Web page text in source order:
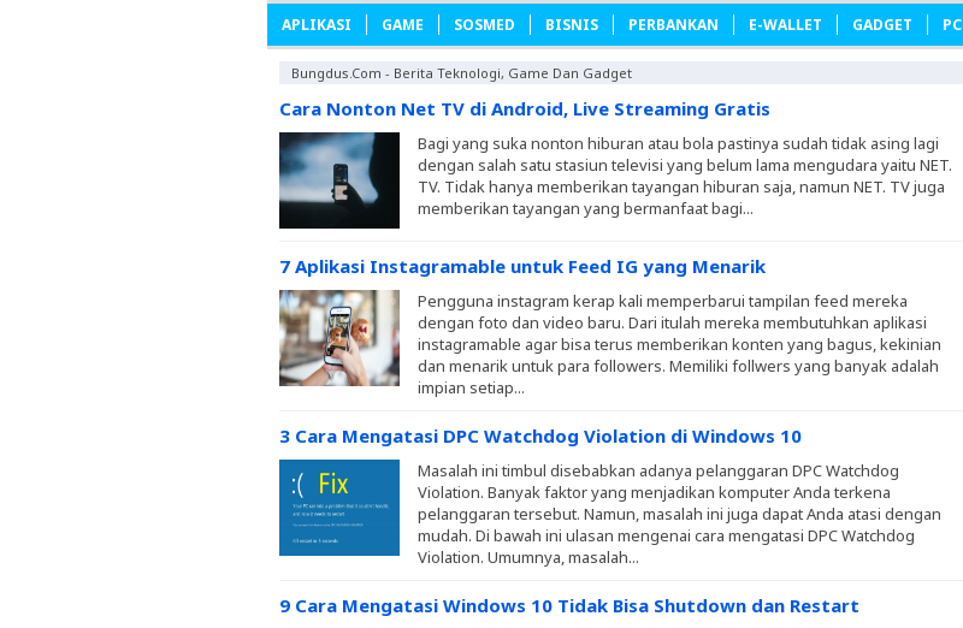
APLIKASI GAME SOSMED BISNIS PERBANKAN E-WALLET GADGET PC
Bungdus.com - Berita Teknologi, Game Dan Gadget
Cara Nonton Net TV di Android, Live Streaming Gratis
Bagi yang suka nonton hiburan atau bola pastinya sudah tidak asing lagi
dengan salah satu stasiun televisi yang belum lama mengudara yaitu NET.
TV. Tidak hanya memberikan tayangan hiburan saja, namun NET. TV juga
memberikan tayangan yang bermanfaat bagi...
7 Aplikasi Instagramable untuk Feed IG yang Menarik
Pengguna instagram kerap kali memperbarui tampilan feed mereka
dengan foto dan video baru. Dari itulah mereka membutuhkan aplikasi
instagramable agar bisa terus memberikan konten yang bagus, kekinian
dan menarik untuk para followers. Memiliki follwers yang banyak adalah
impian setiap...
3 Cara Mengatasi DPC Watchdog Violation di Windows 10
Masalah ini timbul disebabkan adanya pelanggaran DPC Watchdog
Violation. Banyak faktor yang menjadikan komputer Anda terkena
pelanggaran tersebut. Namun, masalah ini juga dapat Anda atasi dengan
mudah. Di bawah ini ulasan mengenai cara mengatasi DPC Watchdog
Violation. Umumnya, masalah...
9 Cara Mengatasi Windows 10 Tidak Bisa Shutdown dan Restart